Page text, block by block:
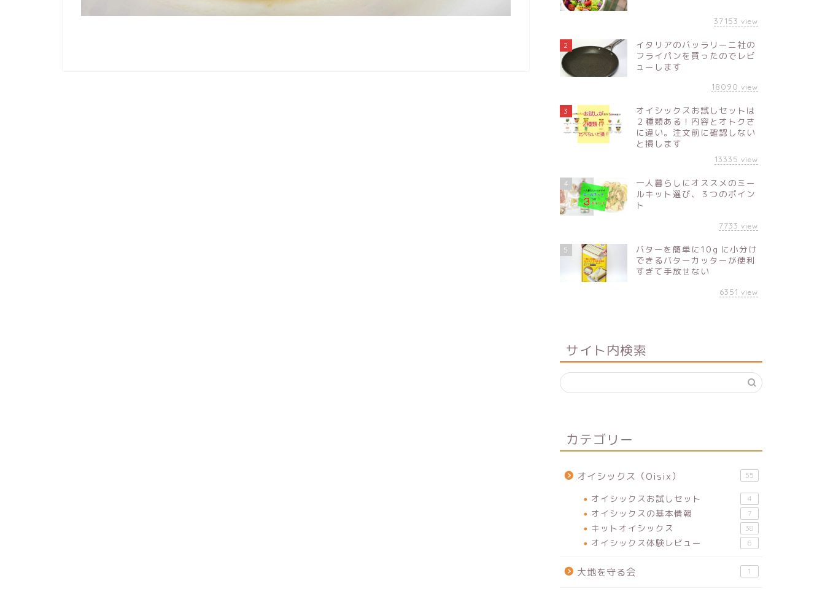
37153 view
2
イタリアのバッラリーニ社の
フライパンを買ったのでレビ
ューします
18090 view
3
オイシックスお試しセットは
２種類ある！内容とオトクさ
に違い。注文前に確認しない
と損します
13335 view
4
一人暮らしにオススメのミー
ルキット選び、３つのポイン
ト
7733 view
5
バターを簡単に10ｇに小分け
できるバターカッターが便利
すぎて手放せない
6351 view
サイト内検索
カテゴリー
オイシックス（Oisix） 55
オイシックスお試しセット 4
オイシックスの基本情報 7
キットオイシックス 38
オイシックス体験レビュー 6
大地を守る会 1